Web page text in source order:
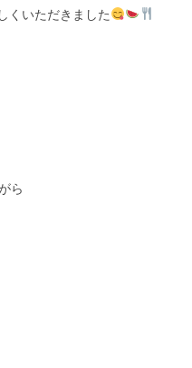
くいただきました
ら